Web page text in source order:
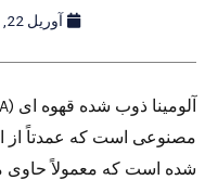
آوریل 22, 2025
شده است که معمولاً حاوی